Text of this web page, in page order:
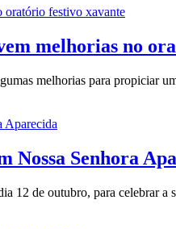
melhorias no
melhorias para propiciar
Nossa Senhora
12 de outubro, para celebrar